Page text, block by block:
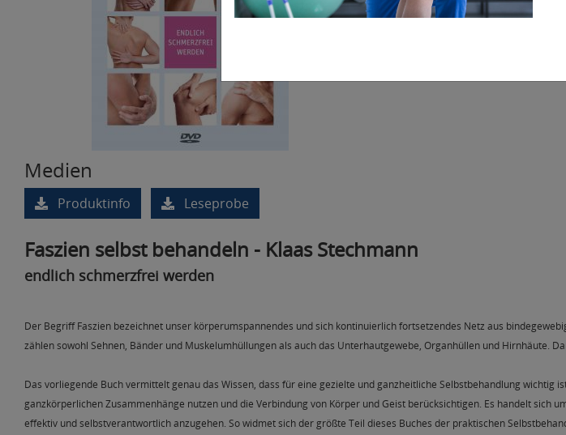
Sofort lieferbar
Medien
Produktinfo Leseprobe
Faszien selbst behandeln - Klaas Stechmann
endlich schmerzfrei werden
Der Begriff Faszien bezeichnet unser körperumspannendes und sich kontinuierlich fortsetzendes Netz aus
zählen sowohl Sehnen, Bänder und Muskelumhüllungen als auch das Unterhautgewebe, Organhüllen und Hirnhäute.
Das vorliegende Buch vermittelt genau das Wissen, dass für eine gezielte und ganzheitliche Selbstbehandlung
ganzkörperlichen Zusammenhänge nutzen und die Verbindung von Körper und Geist berücksichtigen. Es handelt
effektiv und selbstverantwortlich anzugehen. So widmet sich der größte Teil dieses Buches der praktischen